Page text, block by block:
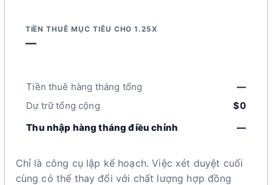
TIỀN THUÊ MỤC TIÊU CHO 1.25X
—
Tiền thuê hàng tháng tổng
—
Dự trữ tổng cộng
$0
Thu nhập hàng tháng điều chỉnh
—
Chỉ là công cụ lập kế hoạch. Việc xét duyệt cuối
cùng có thể thay đổi với chất lượng hợp đồng